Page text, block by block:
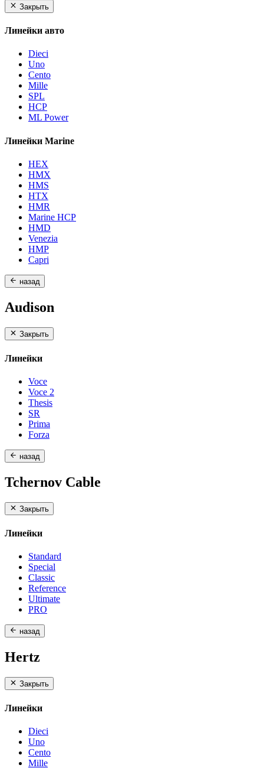
Закрыть
Линейки авто
Dieci
Uno
Cento
Mille
SPL
HCP
ML Power
Линейки Marine
HEX
HMX
HMS
HTX
HMR
Marine HCP
HMD
Venezia
HMP
Capri
назад
Audison
Закрыть
Линейки
Voce
Voce 2
Thesis
SR
Prima
Forza
назад
Tchernov Cable
Закрыть
Линейки
Standard
Special
Classic
Reference
Ultimate
PRO
назад
Hertz
Закрыть
Линейки
Dieci
Uno
Cento
Mille